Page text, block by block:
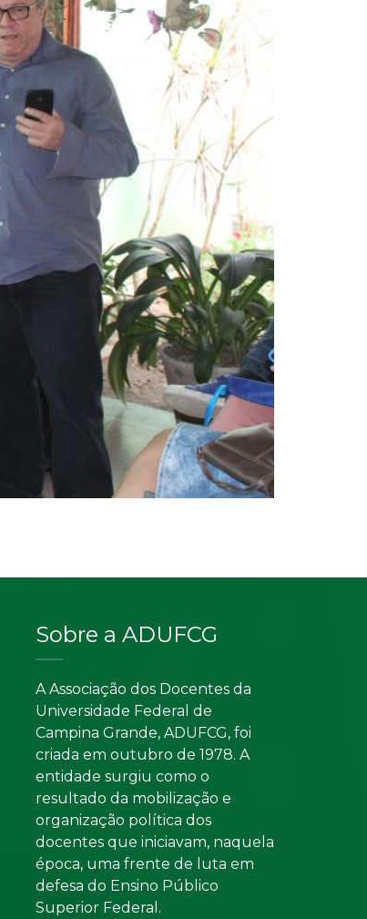
Sobre a ADUFCG
A Associação dos Docentes da
Universidade Federal de
Campina Grande, ADUFCG, foi
criada em outubro de 1978. A
entidade surgiu como o
resultado da mobilização e
organização política dos
docentes que iniciavam, naquela
época, uma frente de luta em
defesa do Ensino Público
Superior Federal.